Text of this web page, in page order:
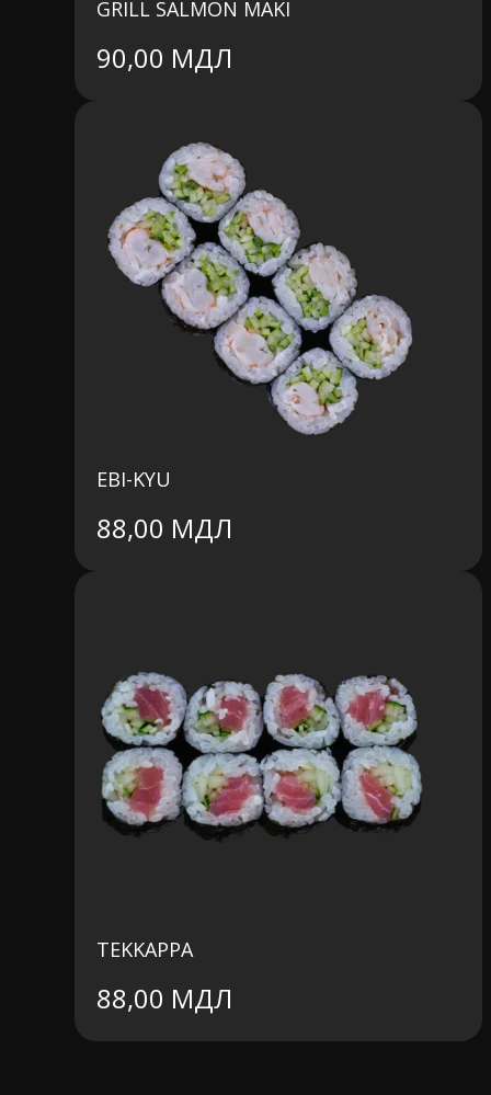
GRILL SALMON MAKI
90,00 МДЛ
EBI-KYU
88,00 МДЛ
TEKKAPPA
88,00 МДЛ